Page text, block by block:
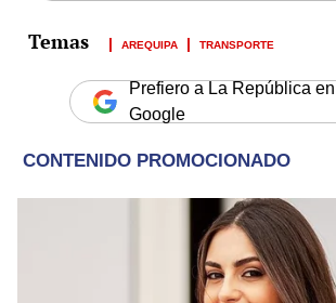
AREQUIPA TRANSPORTE
Prefiero a La República en
Google